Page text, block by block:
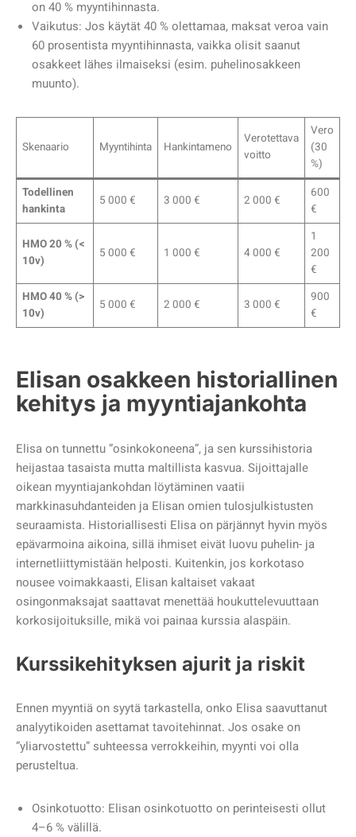
on 40 % myyntihinnasta.
Vaikutus: Jos käytät 40 % olettamaa, maksat veroa vain
60 prosentista myyntihinnasta, vaikka olisit saanut
osakkeet lähes ilmaiseksi (esim. puhelinosakkeen
muunto).
Skenaario Myyntihinta Hankintameno
Verotettava
voitto
Vero
(30
%)
Todellinen
hankinta
5 000 € 3 000 € 2 000 €
600
€
HMO 20 % (<
10v)
5 000 € 1 000 € 4 000 €
1
200
€
HMO 40 % (>
10v)
5 000 € 2 000 € 3 000 €
900
€
Elisan osakkeen historiallinen
kehitys ja myyntiajankohta
Elisa on tunnettu ”osinkokoneena”, ja sen kurssihistoria
heijastaa tasaista mutta maltillista kasvua. Sijoittajalle
oikean myyntiajankohdan löytäminen vaatii
markkinasuhdanteiden ja Elisan omien tulosjulkistusten
seuraamista. Historiallisesti Elisa on pärjännyt hyvin myös
epävarmoina aikoina, sillä ihmiset eivät luovu puhelin- ja
internetliittymistään helposti. Kuitenkin, jos korkotaso
nousee voimakkaasti, Elisan kaltaiset vakaat
osingonmaksajat saattavat menettää houkuttelevuuttaan
korkosijoituksille, mikä voi painaa kurssia alaspäin.
Kurssikehityksen ajurit ja riskit
Ennen myyntiä on syytä tarkastella, onko Elisa saavuttanut
analyytikoiden asettamat tavoitehinnat. Jos osake on
”yliarvostettu” suhteessa verrokkeihin, myynti voi olla
perusteltua.
Osinkotuotto: Elisan osinkotuotto on perinteisesti ollut
4–6 % välillä.